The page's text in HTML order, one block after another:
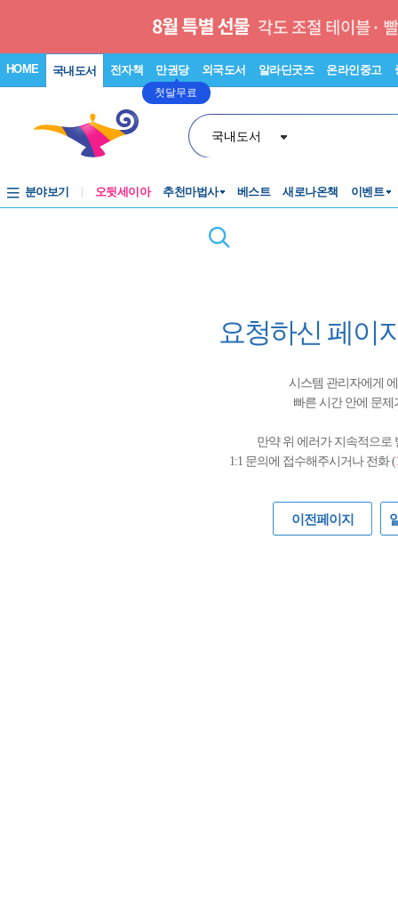
HOME 국내도서 전자책 만권당
첫달무료
외국도서 알라딘굿즈 온라인중고
국내도서
분야보기 오뒷세이아 추천마법사 베스트 새로나온책 이벤트
요청하신 페이
시스템 관리자에게
빠른 시간 안에 문
만약 위 에러가 지속적으로
1:1 문의에 접수해주시거나 전화 (
이전페이지